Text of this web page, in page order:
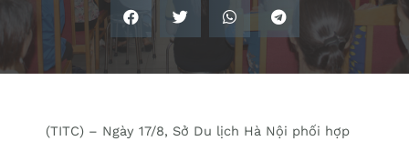
(TITC) – Ngày 17/8, Sở Du lịch Hà Nội phối hợp